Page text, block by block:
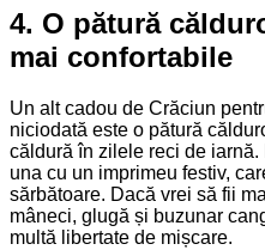
4. O pătură
mai confortabile
Un alt cadou de Crăciun
niciodată este o pătură
căldură în zilele reci de
una cu un imprimeu festiv,
sărbătoare. Dacă vrei să fii
mâneci, glugă și buzunar
multă libertate de mișcare.